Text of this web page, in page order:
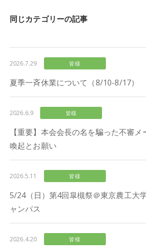
同じカテゴリーの記事
2026.7.29 皆様
夏季一斉休業について（8/10-8/17）
2026.6.9 皆様
【重要】本会会長の名を騙った不審
喚起とお願い
2026.5.11 皆様
5/24（日）第4回皐槻祭＠東京農工大
ャンパス
2026.4.20 皆様